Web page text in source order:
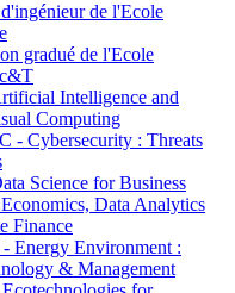
de l'Ecole
gradué de l'Ecole
Intelligence and
Computing
- Cybersecurity : Threats
Science for Business
Data Analytics
Finance
Energy Environment :
& Management